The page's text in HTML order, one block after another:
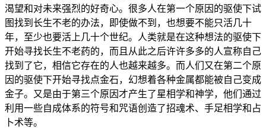
渴望和对未来强烈的好奇心。很多人在第一个原因的驱使下试
图找到长生不老的办法，即使做不到，也想要不能只活几十
年，至少也要活上几十个世纪。人类就是在这种想法的驱使下
开始寻找长生不老药的，而且从此之后许许多多的人宣称自己
找到了它，相信它存在的人也越来越多。而人们又在第二个原
因的驱使下开始寻找点金石，幻想着各种金属都能被自己变成
金子。又是由于第三个原因才产生了星相学和神学，他们通过
利用一些自成体系的符号和咒语创造了招魂术、手足相学和占
卜术等。